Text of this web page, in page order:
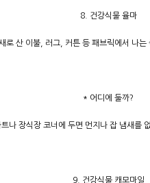
8. 건강식물 율마
로 산 이불, 러그, 커튼 등 패브릭에서 나
* 어디에 둘까?
나 장식장 코너에 두면 먼지나 잡 냄새를
9. 건강식물 캐모마일